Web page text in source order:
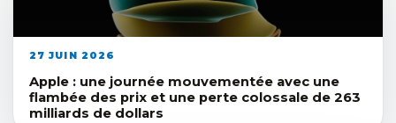
27 JUIN 2026
Apple : une journée mouvementée avec une
flambée des prix et une perte colossale de 263
milliards de dollars